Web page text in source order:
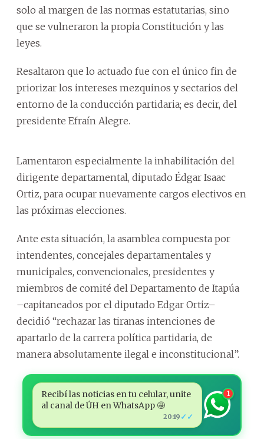
solo al margen de las normas estatutarias, sino
que se vulneraron la propia Constitución y las
leyes.
Resaltaron que lo actuado fue con el único fin de
priorizar los intereses mezquinos y sectarios del
entorno de la conducción partidaria; es decir, del
presidente Efraín Alegre.
Lamentaron especialmente la inhabilitación del
dirigente departamental, diputado Édgar Isaac
Ortiz, para ocupar nuevamente cargos electivos en
las próximas elecciones.
Ante esta situación, la asamblea compuesta por
intendentes, concejales departamentales y
municipales, convencionales, presidentes y
miembros de comité del Departamento de Itapúa
–capitaneados por el diputado Edgar Ortiz–
decidió “rechazar las tiranas intenciones de
apartarlo de la carrera política partidaria, de
manera absolutamente ilegal e inconstitucional”.
Recibí las noticias en tu celular, unite
al canal de ÚH en WhatsApp 🤩
20:19 ✓✓
1